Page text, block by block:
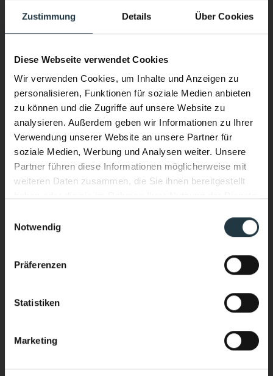
Zustimmung Details Über Cookies
Diese Webseite verwendet Cookies
Wir verwenden Cookies, um Inhalte und Anzeigen zu
personalisieren, Funktionen für soziale Medien anbieten
zu können und die Zugriffe auf unsere Website zu
analysieren. Außerdem geben wir Informationen zu Ihrer
Verwendung unserer Website an unsere Partner für
soziale Medien, Werbung und Analysen weiter. Unsere
Partner führen diese Informationen möglicherweise mit
weiteren Daten zusammen, die Sie ihnen bereitgestellt
Notwendig
Präferenzen
Statistiken
Marketing
Zusätzliche Angaben oder Fragen
Ich interessiere mich für:
Bergsport/Alpinismus (Klettern, Skitouring,
Sport & Aktivurlaub (Wandern, Skifahren, geführte
Yoga & Meditationkarp
Performance & Soul – jetzt auch
Ganzjährig beheizt. Mit Blick auf die
Stärker heimkommen als ankommen.